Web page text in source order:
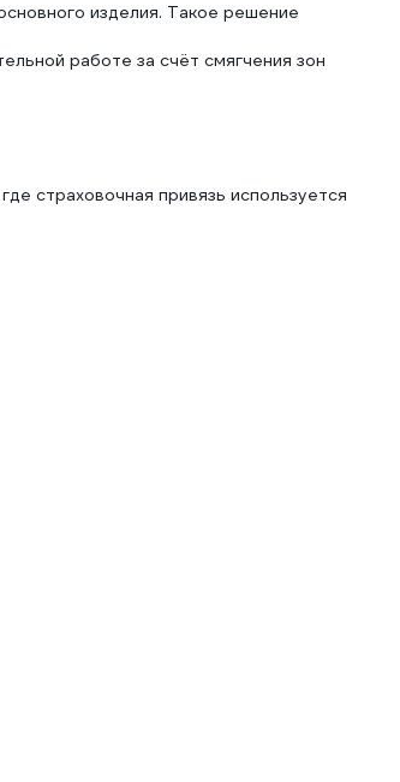
изделия. Такое решение
работе за счёт смягчения зон
страховочная привязь используется